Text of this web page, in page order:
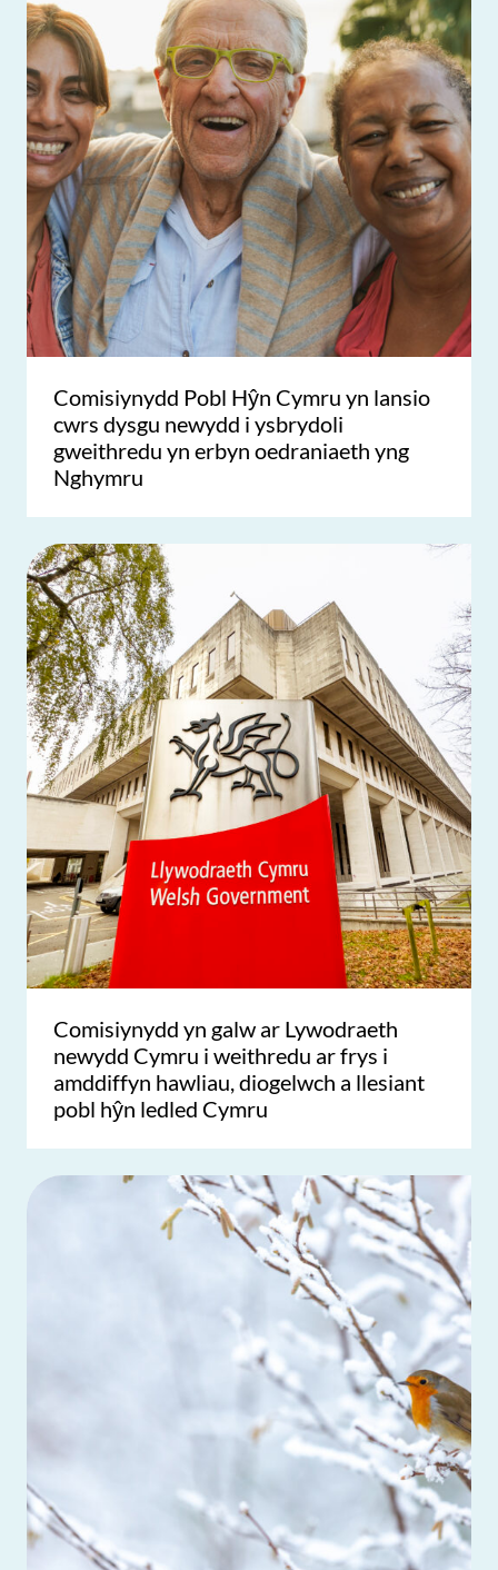
Comisiynydd Pobl Hŷn Cymru yn lansio
cwrs dysgu newydd i ysbrydoli
gweithredu yn erbyn oedraniaeth yng
Nghymru
Comisiynydd yn galw ar Lywodraeth
newydd Cymru i weithredu ar frys i
amddiffyn hawliau, diogelwch a llesiant
pobl hŷn ledled Cymru